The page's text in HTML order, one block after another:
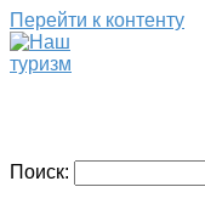
Перейти к контенту
Поиск: